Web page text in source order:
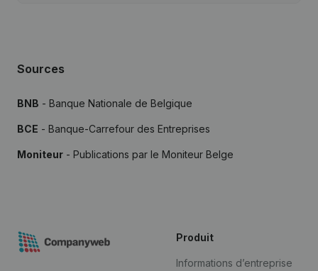
Sources
BNB - Banque Nationale de Belgique
BCE - Banque-Carrefour des Entreprises
Moniteur - Publications par le Moniteur Belge
Produit
Informations d’entreprise